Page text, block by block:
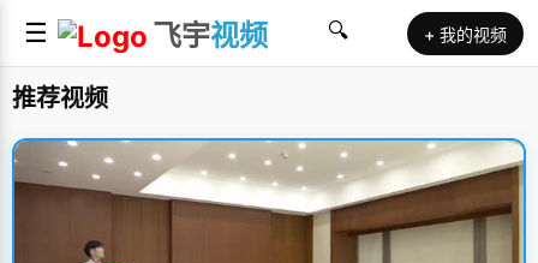
☰ 飞宇视频 🔍 + 我的视频
推荐视频